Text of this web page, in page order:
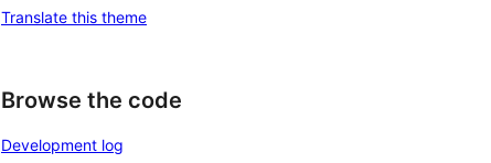
Translate this theme
Browse the code
Development log